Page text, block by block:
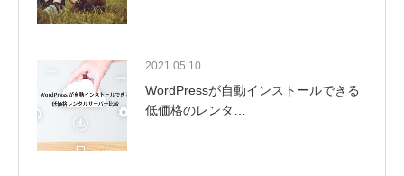
2021.05.10
WordPressが自動インストールできる
低価格のレンタ…